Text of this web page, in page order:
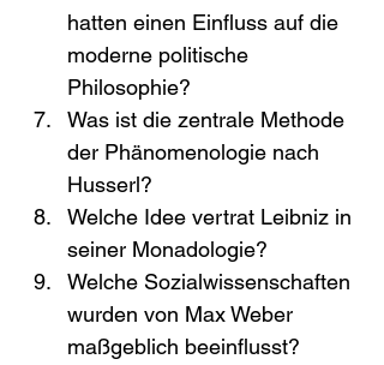
hatten einen Einfluss auf die
moderne politische
Philosophie?
Was ist die zentrale Methode
der Phänomenologie nach
Husserl?
Welche Idee vertrat Leibniz in
seiner Monadologie?
Welche Sozialwissenschaften
wurden von Max Weber
maßgeblich beeinflusst?